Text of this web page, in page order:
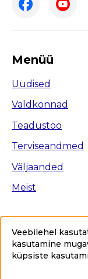
Menüü
Uudised
Valdkonnad
Teadustöö
Terviseandmed
Väljaanded
Meist
Ligipääsetavus
Veebilehel
kasutamine
küpsiste